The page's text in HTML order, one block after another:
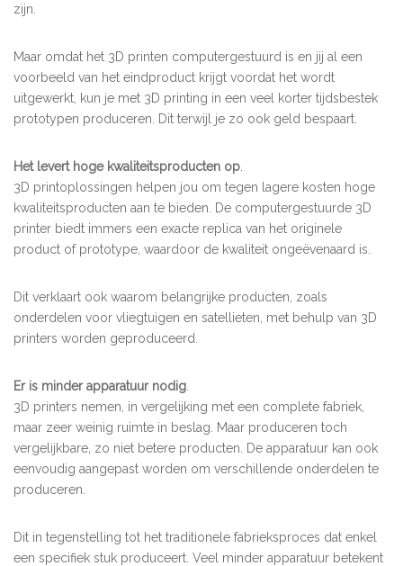
zijn.
Maar omdat het 3D printen computergestuurd is en jij al een
voorbeeld van het eindproduct krijgt voordat het wordt
uitgewerkt, kun je met 3D printing in een veel korter tijdsbestek
prototypen produceren. Dit terwijl je zo ook geld bespaart.
Het levert hoge kwaliteitsproducten op
3D printoplossingen helpen jou om tegen lagere kosten hoge
kwaliteitsproducten aan te bieden. De computergestuurde 3D
printer biedt immers een exacte replica van het originele
product of prototype, waardoor de kwaliteit ongeëvenaard is.
Dit verklaart ook waarom belangrijke producten, zoals
onderdelen voor vliegtuigen en satellieten, met behulp van 3D
printers worden geproduceerd.
Er is minder apparatuur nodig
3D printers nemen, in vergelijking met een complete fabriek,
maar zeer weinig ruimte in beslag. Maar produceren toch
vergelijkbare, zo niet betere producten. De apparatuur kan ook
eenvoudig aangepast worden om verschillende onderdelen te
produceren.
Dit in tegenstelling tot het traditionele fabrieksproces dat enkel
een specifiek stuk produceert. Veel minder apparatuur betekent